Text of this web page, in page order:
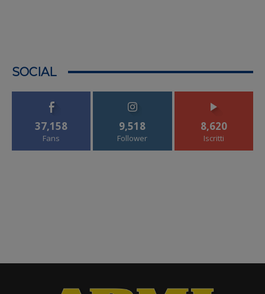
SOCIAL
37,158
Fans
9,518
Follower
8,620
Iscritti